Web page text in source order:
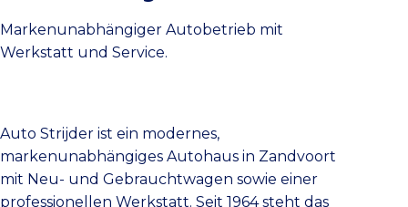
Markenunabhängiger Autobetrieb mit
Werkstatt und Service.
Auto Strijder ist ein modernes,
markenunabhängiges Autohaus in Zandvoort
mit Neu- und Gebrauchtwagen sowie einer
professionellen Werkstatt. Seit 1964 steht das